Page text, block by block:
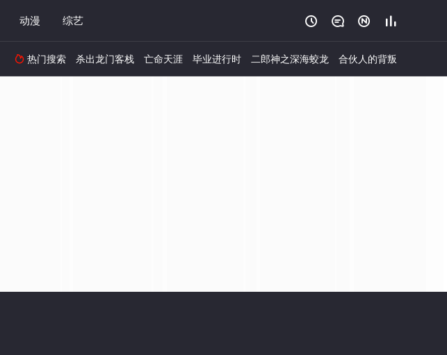
动漫 综艺    
 热门搜索 杀出龙门客栈 亡命天涯 毕业进行时 二郎神之深海蛟龙 合伙人的背叛